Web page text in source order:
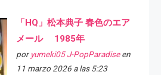
「HQ」松本典子 春色のエア
メール 1985年
por yumeki05 J-PopParadiseen
11 marzo 2026 a las 5:23